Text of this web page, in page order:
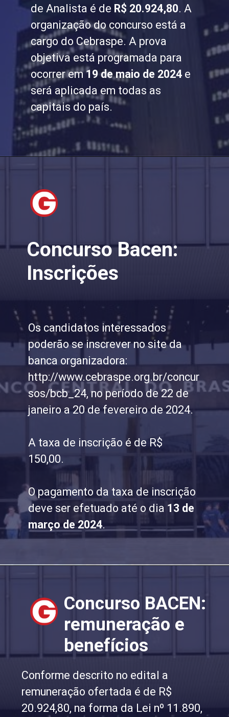
de Analista é de R$ 20.924,80. A
organização do concurso está a
cargo do Cebraspe. A prova
objetiva está programada para
ocorrer em19 de maio de 2024e
será aplicada em todas as
capitais do país.
Concurso Bacen:
Inscrições
Os candidatos interessados
poderão se inscrever no site da
banca organizadora:
http://www.cebraspe.org.br/concur
sos/bcb_24, no período de 22 de
janeiro a 20 de fevereiro de 2024.
A taxa de inscrição é de R$
150,00.
O pagamento da taxa de inscrição
deve ser efetuado até o dia 13 de
março de 2024.
Concurso BACEN:
remuneração e
benefícios
Conforme descrito no edital a
remuneração ofertada é de R$
20.924,80, na forma da Lei nº 11.890,